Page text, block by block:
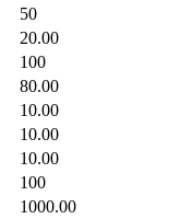
50
20.00
100
80.00
10.00
10.00
10.00
100
1000.00